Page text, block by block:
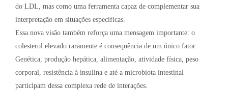
do LDL, mas como uma ferramenta capaz de complementar sua
interpretação em situações específicas.
Essa nova visão também reforça uma mensagem importante: o
colesterol elevado raramente é consequência de um único fator.
Genética, produção hepática, alimentação, atividade física, peso
corporal, resistência à insulina e até a microbiota intestinal
participam dessa complexa rede de interações.